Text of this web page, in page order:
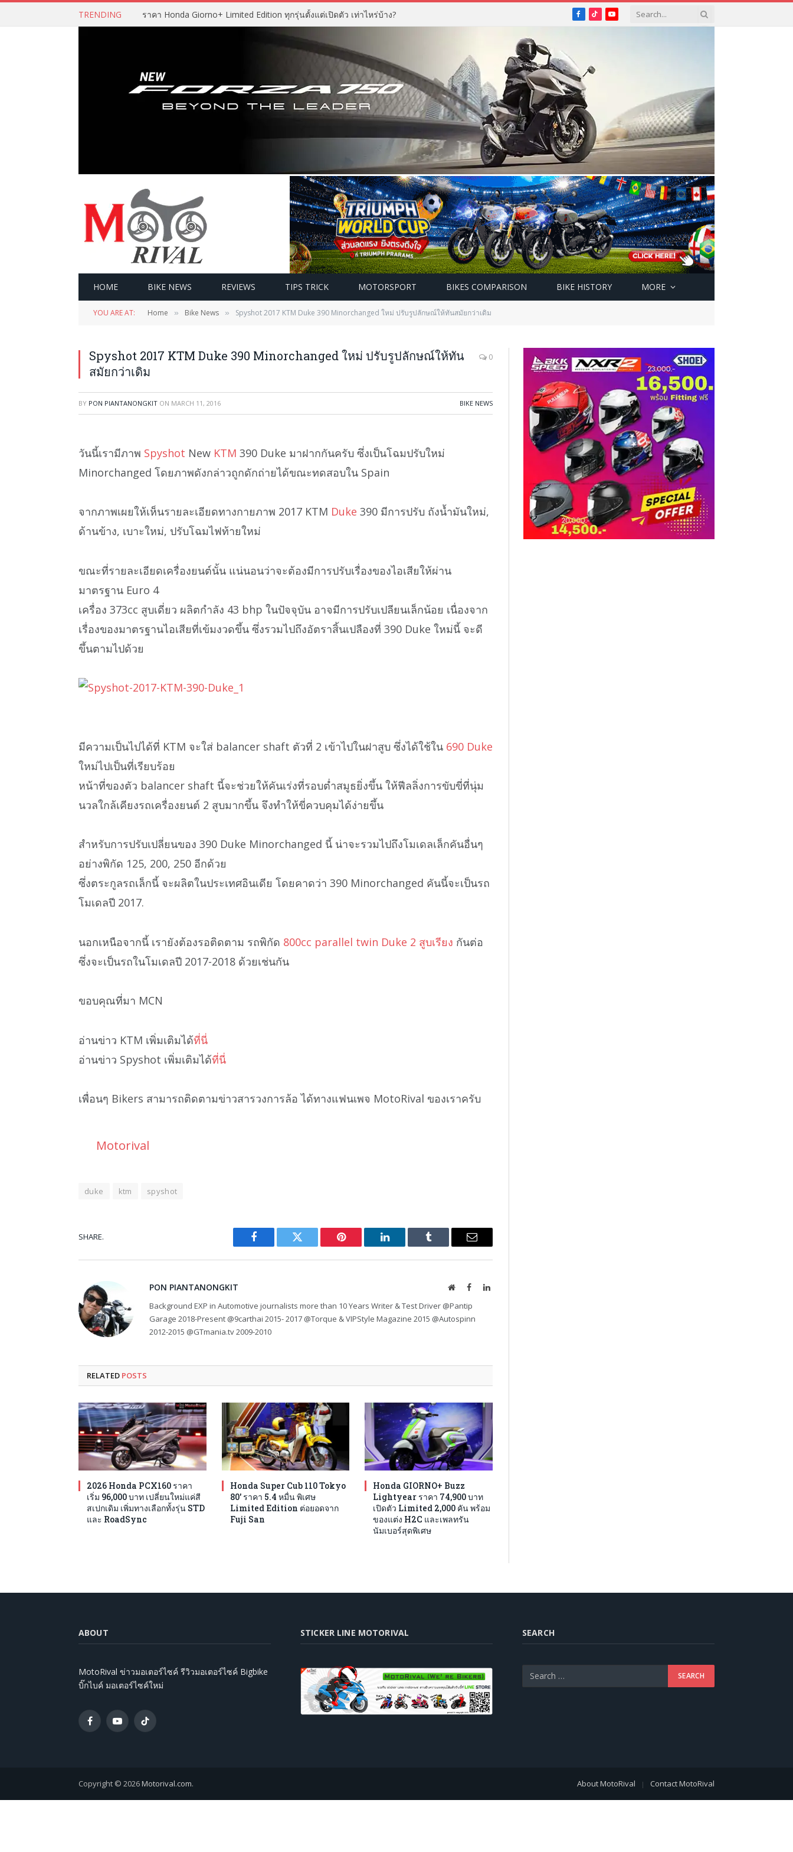
TRENDING ราคา Honda Giorno+ Limited Edition ทุกรุ่นตั้งแต่เปิดตัว เท่าไหร่บ้าง? Facebook
TikTokYouTube
HOME BIKE NEWS REVIEWS TIPS TRICK MOTORSPORT BIKES COMPARISON BIKE HISTORY MORE
YOU ARE AT: Home » Bike News » Spyshot 2017 KTM Duke 390 Minorchanged ใหม่ ปรับรูปลักษณ์ให้ทันสมัยกว่าเดิม
Spyshot 2017 KTM Duke 390 Minorchanged ใหม่ ปรับรูปลักษณ์ให้ทัน
สมัยกว่าเดิม
0
BY PON PIANTANONGKIT ON MARCH 11, 2016 BIKE NEWS
วันนี้เรามีภาพ Spyshot New KTM 390 Duke มาฝากกันครับ ซึ่งเป็นโฉมปรับใหม่
Minorchanged โดยภาพดังกล่าวถูกดักถ่ายได้ขณะทดสอบใน Spain
จากภาพเผยให้เห็นรายละเอียดทางกายภาพ 2017 KTM Duke 390 มีการปรับ ถังน้ำมันใหม่,
ด้านข้าง, เบาะใหม่, ปรับโฉมไฟท้ายใหม่
ขณะที่รายละเอียดเครื่องยนต์นั้น แน่นอนว่าจะต้องมีการปรับเรื่องของไอเสียให้ผ่าน
มาตรฐาน Euro 4
เครื่อง 373cc สูบเดี่ยว ผลิตกำลัง 43 bhp ในปัจจุบัน อาจมีการปรับเปลียนเล็กน้อย เนื่องจาก
เรื่องของมาตรฐานไอเสียที่เข้มงวดขึ้น ซึ่งรวมไปถึงอัตราสิ้นเปลืองที่ 390 Duke ใหม่นี้ จะดี
ขึ้นตามไปด้วย
มีความเป็นไปได้ที่ KTM จะใส่ balancer shaft ตัวที่ 2 เข้าไปในฝาสูบ ซึ่งได้ใช้ใน 690 Duke
ใหม่ไปเป็นที่เรียบร้อย
หน้าที่ของตัว balancer shaft นี้จะช่วยให้คันเร่งที่รอบต่ำสมูธยิ่งขึ้น ให้ฟีลลิ่งการขับขี่ที่นุ่ม
นวลใกล้เคียงรถเครื่องยนต์ 2 สูบมากขึ้น จึงทำให้ขี่ควบคุมได้ง่ายขึ้น
สำหรับการปรับเปลี่ยนของ 390 Duke Minorchanged นี้ น่าจะรวมไปถึงโมเดลเล็กคันอื่นๆ
อย่างพิกัด 125, 200, 250 อีกด้วย
ซึ่งตระกูลรถเล็กนี้ จะผลิตในประเทศอินเดีย โดยคาดว่า 390 Minorchanged คันนี้จะเป็นรถ
โมเดลปี 2017.
นอกเหนือจากนี้ เรายังต้องรอติดตาม รถพิกัด 800cc parallel twin Duke 2 สูบเรียง กันต่อ
ซึ่งจะเป็นรถในโมเดลปี 2017-2018 ด้วยเช่นกัน
ขอบคุณที่มา MCN
อ่านข่าว KTM เพิ่มเติมได้ที่นี่
อ่านข่าว Spyshot เพิ่มเติมได้ที่นี่
เพื่อนๆ Bikers สามารถติดตามข่าวสารวงการล้อ ได้ทางแฟนเพจ MotoRival ของเราครับ
Motorival
duke ktm spyshot
SHARE.
Facebook Twitter Pinterest LinkedIn Tumblr Email
PON PIANTANONGKIT WebsiteFacebookLinkedIn
Background EXP in Automotive journalists more than 10 Years Writer & Test Driver @Pantip
Garage 2018-Present @9carthai 2015- 2017 @Torque & VIPStyle Magazine 2015 @Autospinn
2012-2015 @GTmania.tv 2009-2010
RELATED POSTS
2026 Honda PCX160 ราคา
เริ่ม 96,000 บาท เปลี่ยนใหม่แค่สี
สเปกเดิม เพิ่มทางเลือกทั้งรุ่น STD
และ RoadSync
Honda Super Cub 110 Tokyo
80′ ราคา 5.4 หมื่น พิเศษ
Limited Edition ต่อยอดจาก
Fuji San
Honda GIORNO+ Buzz
Lightyear ราคา 74,900 บาท
เปิดตัว Limited 2,000 คัน พร้อม
ของแต่ง H2C และเพลทรัน
นัมเบอร์สุดพิเศษ
ABOUT
MotoRival ข่าวมอเตอร์ไซค์ รีวิวมอเตอร์ไซค์ Bigbike
บิ๊กไบค์ มอเตอร์ไซค์ใหม่
FacebookYouTubeTikTok
STICKER LINE MOTORIVAL SEARCH
Copyright © 2026Motorival.com. About MotoRival Contact MotoRival